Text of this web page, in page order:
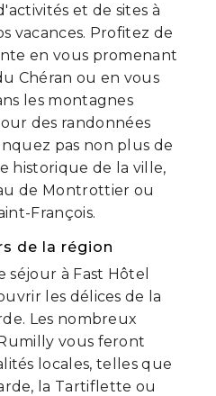
et de sites à
vacances. Profitez de
en vous promenant
Chéran ou en vous
les montagnes
des randonnées
pas non plus de
historique de la ville,
de Montrottier ou
François.
de la région
à Fast Hôtel
les délices de la
Les nombreux
vous feront
locales, telles que
la Tartiflette ou